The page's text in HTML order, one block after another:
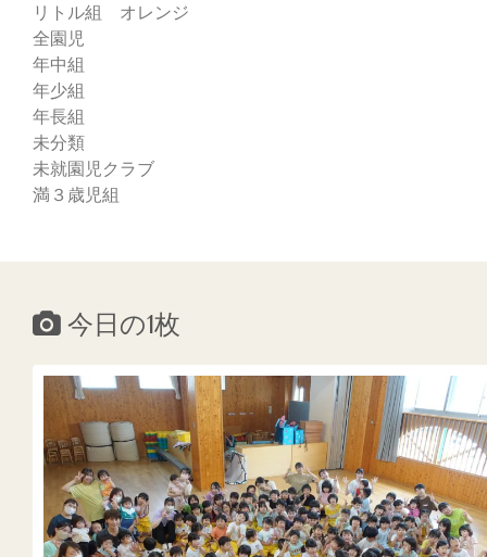
リトル組 オレンジ
全園児
年中組
年少組
年長組
未分類
未就園児クラブ
満３歳児組
今日の1枚